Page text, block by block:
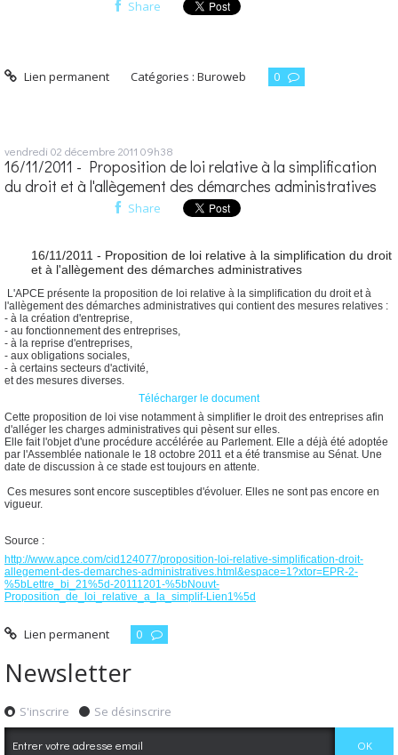
Share
Lien permanent Catégories :Buroweb 0
vendredi 02 décembre 2011 09h38
16/11/2011 - Proposition de loi relative à la simplification
du droit et à l'allègement des démarches administratives
Share
16/11/2011 - Proposition de loi relative à la simplification du droit
et à l'allègement des démarches administratives
L'APCE présente la proposition de loi relative à la simplification du droit et à
l'allègement des démarches administratives qui contient des mesures relatives :
- à la création d'entreprise,
- au fonctionnement des entreprises,
- à la reprise d'entreprises,
- aux obligations sociales,
- à certains secteurs d'activité,
et des mesures diverses.
Télécharger le document
Cette proposition de loi vise notamment à simplifier le droit des entreprises afin
d'alléger les charges administratives qui pèsent sur elles.
Elle fait l'objet d'une procédure accélérée au Parlement. Elle a déjà été adoptée
par l'Assemblée nationale le 18 octobre 2011 et a été transmise au Sénat. Une
date de discussion à ce stade est toujours en attente.
Ces mesures sont encore susceptibles d'évoluer. Elles ne sont pas encore en
vigueur.
Source :
http://www.apce.com/cid124077/proposition-loi-relative-simplification-droit-
allegement-des-demarches-administratives.html&espace=1?xtor=EPR-2-
%5bLettre_bi_21%5d-20111201-%5bNouvt-
Proposition_de_loi_relative_a_la_simplif-Lien1%5d
Lien permanent 0
Newsletter
S'inscrire Se désinscrire